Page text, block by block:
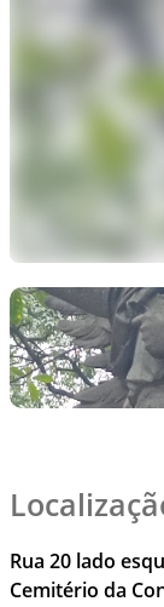
Rua 20 lado
Cemitério da